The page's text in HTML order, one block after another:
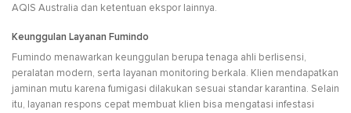
AQIS Australia dan ketentuan ekspor lainnya.
Keunggulan Layanan Fumindo
Fumindo menawarkan keunggulan berupa tenaga ahli berlisensi,
peralatan modern, serta layanan monitoring berkala. Klien mendapatkan
jaminan mutu karena fumigasi dilakukan sesuai standar karantina. Selain
itu, layanan respons cepat membuat klien bisa mengatasi infestasi